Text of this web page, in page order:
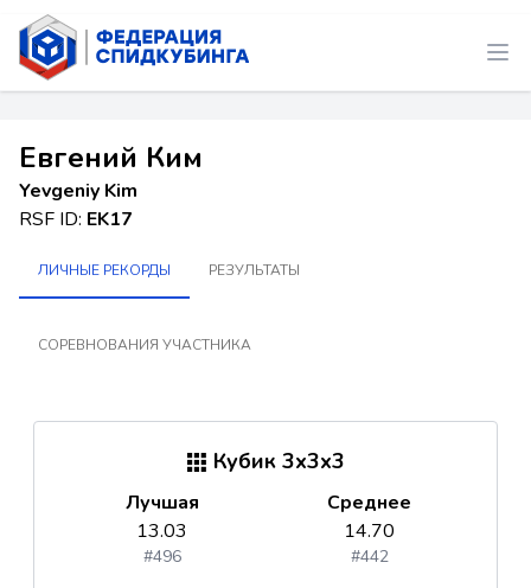
Евгений Ким
Yevgeniy Kim
RSF ID: EK17
ЛИЧНЫЕ РЕКОРДЫ РЕЗУЛЬТАТЫ
СОРЕВНОВАНИЯ УЧАСТНИКА
Кубик 3x3x3
Лучшая
13.03
#496
Среднее
14.70
#442